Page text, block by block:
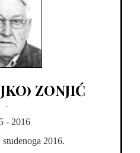
ZONJIĆ
.
- 2016
2016.